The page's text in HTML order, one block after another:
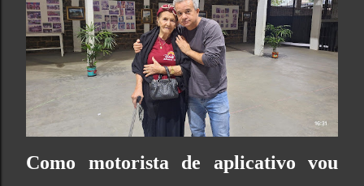
Como motorista de aplicativo vou